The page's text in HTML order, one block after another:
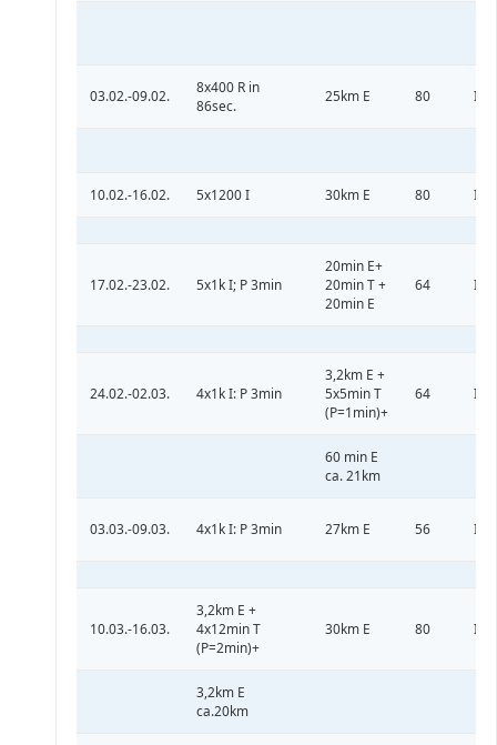
03.02.-09.02.
8x400 R in
86sec.
25km E 80 I
10.02.-16.02. 5x1200 I 30km E 80 I
17.02.-23.02. 5x1k I; P 3min
20min E+
20min T +
20min E
64 II
24.02.-02.03. 4x1k I: P 3min
3,2km E +
5x5min T
(P=1min)+
64 II
60 min E
ca. 21km
03.03.-09.03. 4x1k I: P 3min 27km E 56 II
10.03.-16.03.
3,2km E +
4x12min T
(P=2min)+
30km E 80 III
3,2km E
ca.20km